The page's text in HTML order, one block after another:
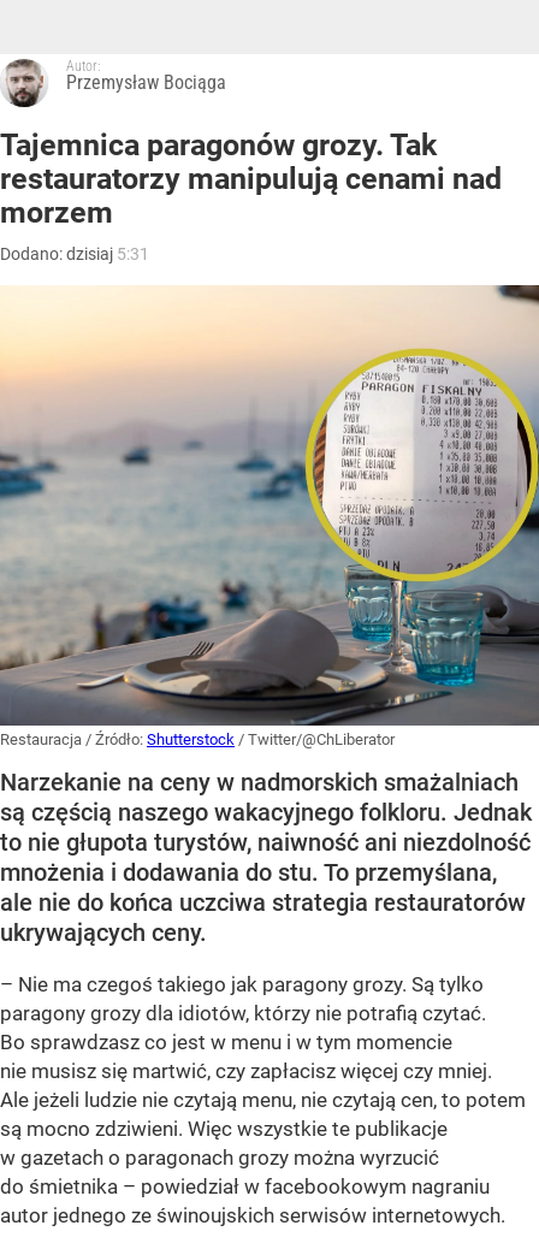
Autor:
Przemysław Bociąga
Tajemnica paragonów grozy. Tak
restauratorzy manipulują cenami nad
morzem
Dodano:dzisiaj 5:31
Restauracja / Źródło: Shutterstock / Twitter/@ChLiberator
Narzekanie na ceny w nadmorskich smażalniach
są częścią naszego wakacyjnego folkloru. Jednak
to nie głupota turystów, naiwność ani niezdolność
mnożenia i dodawania do stu. To przemyślana,
ale nie do końca uczciwa strategia restauratorów
ukrywających ceny.
– Nie ma czegoś takiego jak paragony grozy. Są tylko
paragony grozy dla idiotów, którzy nie potrafią czytać.
Bo sprawdzasz co jest w menu i w tym momencie
nie musisz się martwić, czy zapłacisz więcej czy mniej.
Ale jeżeli ludzie nie czytają menu, nie czytają cen, to potem
są mocno zdziwieni. Więc wszystkie te publikacje
w gazetach o paragonach grozy można wyrzucić
do śmietnika – powiedział w facebookowym nagraniu
autor jednego ze świnoujskich serwisów internetowych.